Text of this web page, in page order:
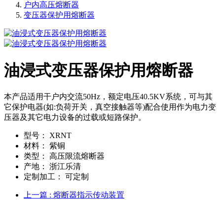
户内高压熔断器
变压器保护用熔断器
油浸式变压器保护用熔断器
本产品适用干户内交流50Hz，额定电压40.5KV系统，可与其
它保护电器(如:负荷开关，真空接触器等)配合使用作为电力变
压器及其它电力设备的过载或短路保护。
型号：
XRNT
材料：
紫铜
类型：
高压限流熔断器
产地：
浙江乐清
定制加工：
可定制
上一篇 : 熔断器指示传动装置